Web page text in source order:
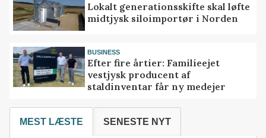
Lokalt generationsskifte skal løfte
midtjysk siloimportør i Norden
BUSINESS
Efter fire årtier: Familieejet
vestjysk producent af
staldinventar får ny medejer
MEST LÆSTE SENESTE NYT